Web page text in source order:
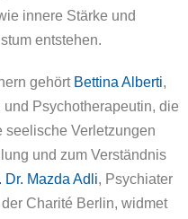
innere Stärke und
entstehen.
gehört Bettina Alberti,
Psychotherapeutin, die
seelische Verletzungen
und zum Verständnis
Dr. Mazda Adli, Psychiater
Charité Berlin, widmet